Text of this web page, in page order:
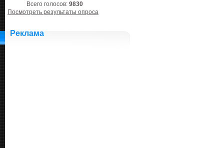
Всего голосов: 9830
Посмотреть результаты опроса
Реклама